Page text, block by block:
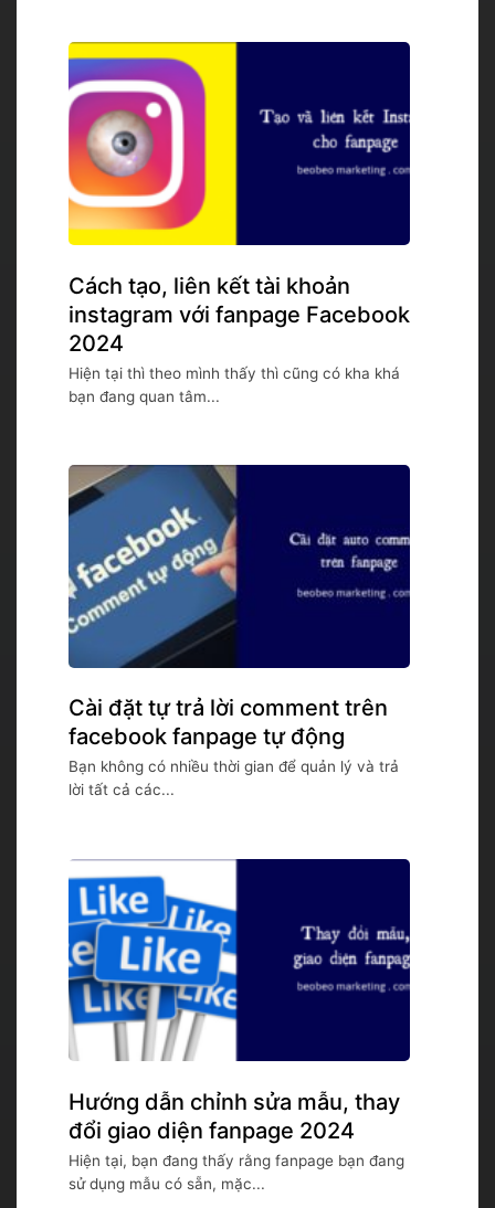
Cách tạo, liên kết tài khoản
instagram với fanpage Facebook
2024
Hiện tại thì theo mình thấy thì cũng có kha khá
bạn đang quan tâm...
Cài đặt tự trả lời comment trên
facebook fanpage tự động
Bạn không có nhiều thời gian để quản lý và trả
lời tất cả các...
Hướng dẫn chỉnh sửa mẫu, thay
đổi giao diện fanpage 2024
Hiện tại, bạn đang thấy rằng fanpage bạn đang
sử dụng mẫu có sẵn, mặc...